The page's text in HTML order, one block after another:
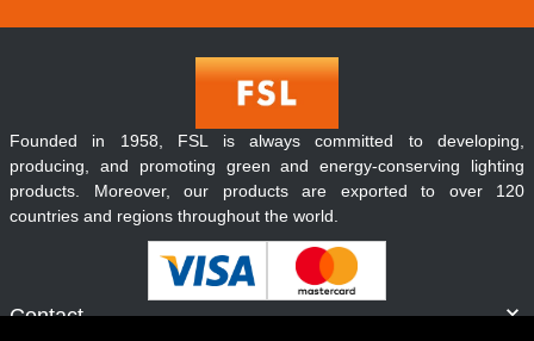
Contact
Founded in 1958, FSL is always committed to developing,
producing, and promoting green and energy-conserving lighting
products. Moreover, our products are exported to over 120
countries and regions throughout the world.